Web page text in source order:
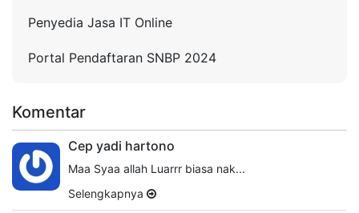
Penyedia Jasa IT Online
Portal Pendaftaran SNBP 2024
Komentar
Cep yadi hartono
Maa Syaa allah Luarrr biasa nak...
Selengkapnya